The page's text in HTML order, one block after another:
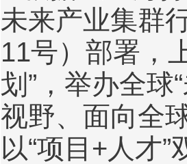
未来产业集群
11号）部署，
划”，举办全球
视野、面向全
以“项目 +人才